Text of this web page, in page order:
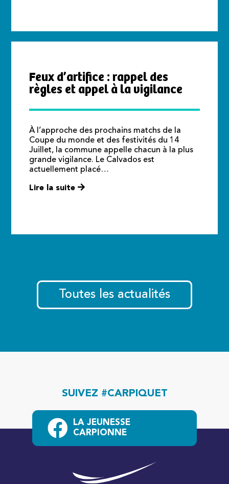
Feux d’artifice : rappel des
règles et appel à la vigilance
À l’approche des prochains matchs de la
Coupe du monde et des festivités du 14
Juillet, la commune appelle chacun à la plus
grande vigilance. Le Calvados est
actuellement placé…
Lire la suite
Toutes les actualités
SUIVEZ #CARPIQUET
LA JEUNESSE
CARPIONNE